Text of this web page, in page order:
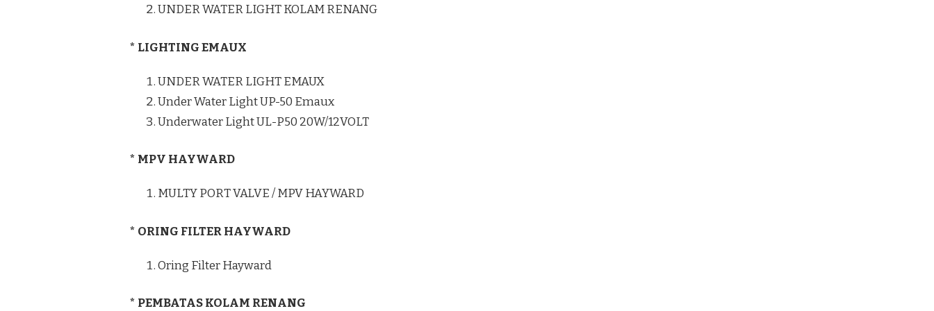
UNDER WATER LIGHT KOLAM RENANG
* LIGHTING EMAUX
UNDER WATER LIGHT EMAUX
Under Water Light UP-50 Emaux
Underwater Light UL-P50 20W/12VOLT
* MPV HAYWARD
MULTY PORT VALVE / MPV HAYWARD
* ORING FILTER HAYWARD
Oring Filter Hayward
* PEMBATAS KOLAM RENANG